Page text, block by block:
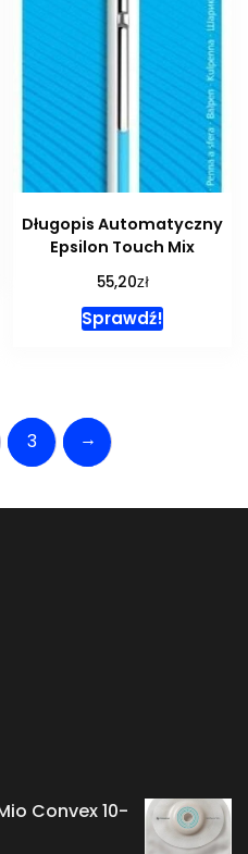
Długopis Automatyczny
Epsilon Touch Mix
55,20zł
Sprawdź!
3 →
Convex 10-